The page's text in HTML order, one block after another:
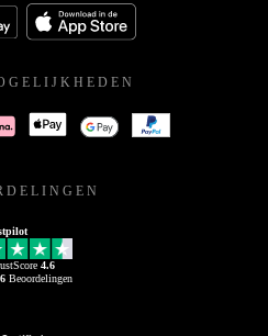
4.6
Beoordelingen